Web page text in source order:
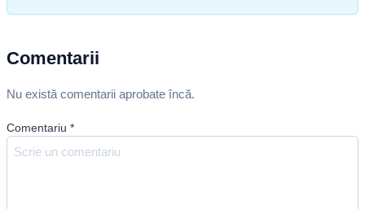
Comentarii
Nu există comentarii aprobate încă.
Comentariu *